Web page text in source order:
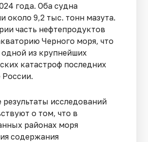
года. Оба судна
около 9,2 тыс. тонн мазута.
часть нефтепродуктов
Черного моря, что
из крупнейших
катастроф последних
России.
исследований
о том, что в
районах моря
содержания